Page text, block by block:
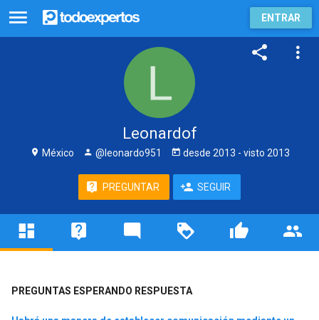
ENTRAR
Leonardof
México @leonardo951 desde 2013 - visto 2013
PREGUNTAR SEGUIR
PREGUNTAS ESPERANDO RESPUESTA